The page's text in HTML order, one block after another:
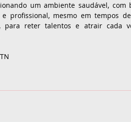
um ambiente saudável,
e profissional, mesmo em tempos
para reter talentos e atrair cada